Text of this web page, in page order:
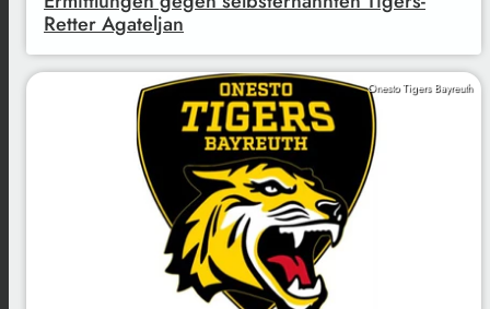
Retter Agateljan
Onesto Tigers Bayreuth